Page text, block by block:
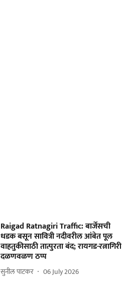
Raigad Ratnagiri Traffic: बार्जेसची
धडक बसून सावित्री नदीवरील आंबेत पूल
वाहतुकीसाठी तात्पुरता बंद; रायगड-रत्नागिरी
दळणवळण ठप्प
सुनील पाटकर 06 July 2026